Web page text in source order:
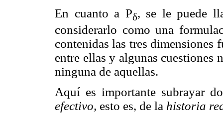
En cuanto a Pδ, se le puede
considerarlo como una
contenidas las tres dimensiones
entre ellas y algunas cuestiones
ninguna de aquellas.
Aquí es importante subrayar
efectivo, esto es, de la historia